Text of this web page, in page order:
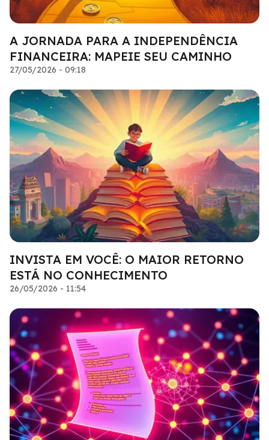
A JORNADA PARA A INDEPENDÊNCIA
FINANCEIRA: MAPEIE SEU CAMINHO
27/05/2026 - 09:18
INVISTA EM VOCÊ: O MAIOR RETORNO
ESTÁ NO CONHECIMENTO
26/05/2026 - 11:54